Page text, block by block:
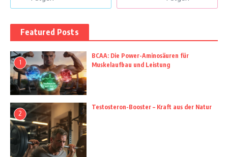
Featured Posts
1
BCAA: Die Power-Aminosäuren für
Muskelaufbau und Leistung
2
Testosteron-Booster – Kraft aus der Natur